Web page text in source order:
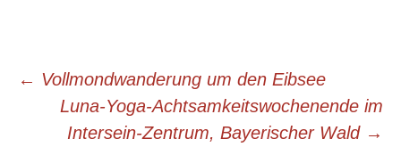
Beitrags-
Navigation
← Vollmondwanderung um den Eibsee
Luna-Yoga-Achtsamkeitswochenende im
Intersein-Zentrum, Bayerischer Wald →